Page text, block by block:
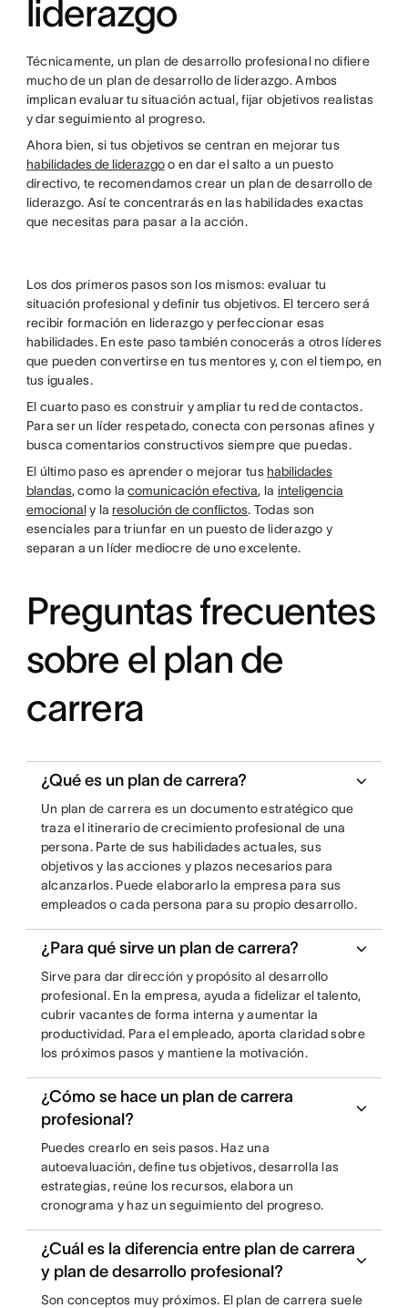
liderazgo
Técnicamente, un plan de desarrollo profesional no difiere
mucho de un plan de desarrollo de liderazgo. Ambos
implican evaluar tu situación actual, fijar objetivos realistas
y dar seguimiento al progreso.
Ahora bien, si tus objetivos se centran en mejorar tus
habilidades de liderazgoo en dar el salto a un puesto
directivo, te recomendamos crear un plan de desarrollo de
liderazgo. Así te concentrarás en las habilidades exactas
que necesitas para pasar a la acción.
Los dos primeros pasos son los mismos: evaluar tu
situación profesional y definir tus objetivos. El tercero será
recibir formación en liderazgo y perfeccionar esas
habilidades. En este paso también conocerás a otros líderes
que pueden convertirse en tus mentores y, con el tiempo, en
tus iguales.
El cuarto paso es construir y ampliar tu red de contactos.
Para ser un líder respetado, conecta con personas afines y
busca comentarios constructivos siempre que puedas.
El último paso es aprender o mejorar tus habilidades
blandas, como lacomunicación efectiva, la inteligencia
emocionaly la resolución de conflictos. Todas son
esenciales para triunfar en un puesto de liderazgo y
separan a un líder mediocre de uno excelente.
Preguntas frecuentes
sobre el plan de
carrera
¿Qué es un plan de carrera?
Un plan de carrera es un documento estratégico que
traza el itinerario de crecimiento profesional de una
persona. Parte de sus habilidades actuales, sus
objetivos y las acciones y plazos necesarios para
alcanzarlos. Puede elaborarlo la empresa para sus
empleados o cada persona para su propio desarrollo.
¿Para qué sirve un plan de carrera?
Sirve para dar dirección y propósito al desarrollo
profesional. En la empresa, ayuda a fidelizar el talento,
cubrir vacantes de forma interna y aumentar la
productividad. Para el empleado, aporta claridad sobre
los próximos pasos y mantiene la motivación.
¿Cómo se hace un plan de carrera
profesional?
Puedes crearlo en seis pasos. Haz una
autoevaluación, define tus objetivos, desarrolla las
estrategias, reúne los recursos, elabora un
cronograma y haz un seguimiento del progreso.
¿Cuál es la diferencia entre plan de carrera
y plan de desarrollo profesional?
Son conceptos muy próximos. El plan de carrera suele